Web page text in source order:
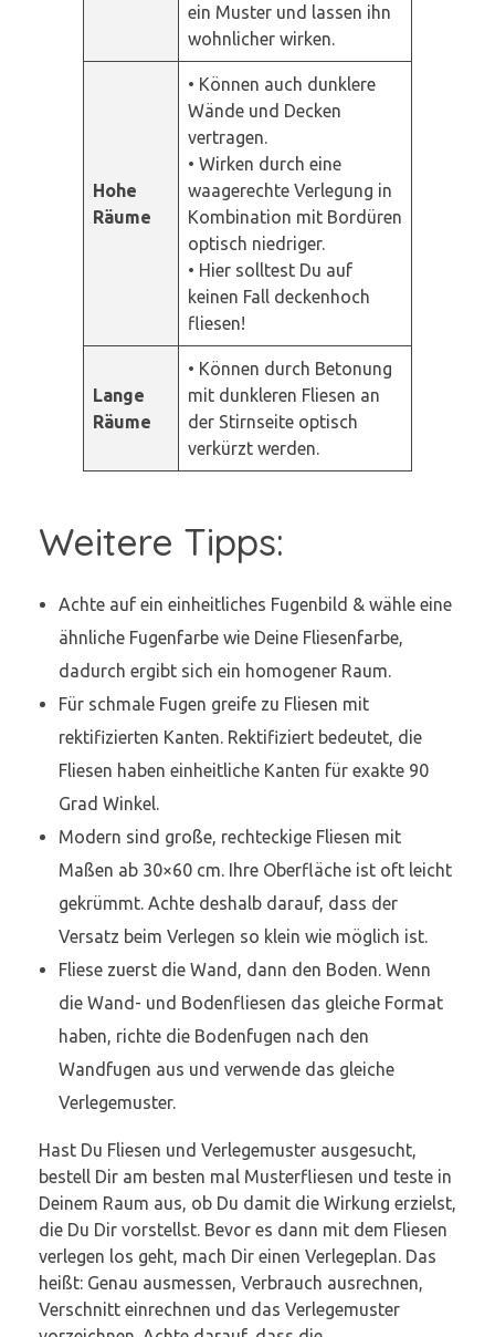
ein Muster und lassen ihn
wohnlicher wirken.
Hohe
Räume
• Können auch dunklere
Wände und Decken
vertragen.
• Wirken durch eine
waagerechte Verlegung in
Kombination mit Bordüren
optisch niedriger.
• Hier solltest Du auf
keinen Fall deckenhoch
fliesen!
Lange
Räume
• Können durch Betonung
mit dunkleren Fliesen an
der Stirnseite optisch
verkürzt werden.
Weitere Tipps:
Achte auf ein einheitliches Fugenbild & wähle eine
ähnliche Fugenfarbe wie Deine Fliesenfarbe,
dadurch ergibt sich ein homogener Raum.
Für schmale Fugen greife zu Fliesen mit
rektifizierten Kanten. Rektifiziert bedeutet, die
Fliesen haben einheitliche Kanten für exakte 90
Grad Winkel.
Modern sind große, rechteckige Fliesen mit
Maßen ab 30×60 cm. Ihre Oberfläche ist oft leicht
gekrümmt. Achte deshalb darauf, dass der
Versatz beim Verlegen so klein wie möglich ist.
Fliese zuerst die Wand, dann den Boden. Wenn
die Wand- und Bodenfliesen das gleiche Format
haben, richte die Bodenfugen nach den
Wandfugen aus und verwende das gleiche
Verlegemuster.
Hast Du Fliesen und Verlegemuster ausgesucht,
bestell Dir am besten mal Musterfliesen und teste in
Deinem Raum aus, ob Du damit die Wirkung erzielst,
die Du Dir vorstellst. Bevor es dann mit dem Fliesen
verlegen los geht, mach Dir einen Verlegeplan. Das
heißt: Genau ausmessen, Verbrauch ausrechnen,
Verschnitt einrechnen und das Verlegemuster